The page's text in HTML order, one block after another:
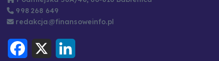
998 268 649
redakcja@finansoweinfo.pl
X